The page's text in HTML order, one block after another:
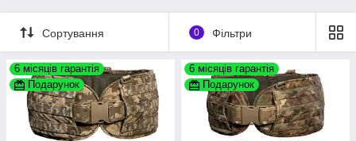
Сортування 0 Фільтри
6 місяців гарантія
Подарунок
6 місяців гарантія
Подарунок